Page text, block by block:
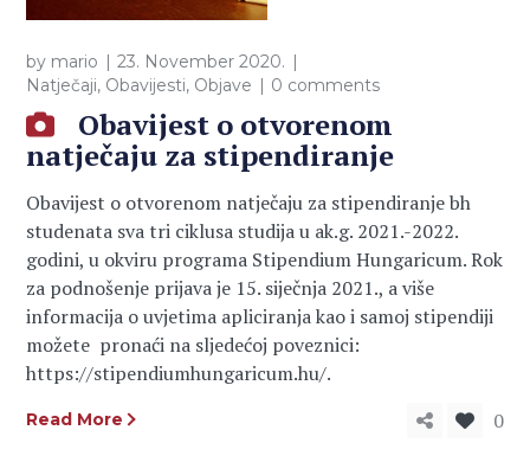
by mario
23. November 2020.
Natječaji, Obavijesti, Objave 0 comments
Obavijest o otvorenom
natječaju za stipendiranje
Obavijest o otvorenom natječaju za stipendiranje bh
studenata sva tri ciklusa studija u ak.g. 2021.-2022.
godini, u okviru programa Stipendium Hungaricum. Rok
za podnošenje prijava je 15. siječnja 2021., a više
informacija o uvjetima apliciranja kao i samoj stipendiji
možete pronaći na sljedećoj poveznici:
https://stipendiumhungaricum.hu/.
Read More 0